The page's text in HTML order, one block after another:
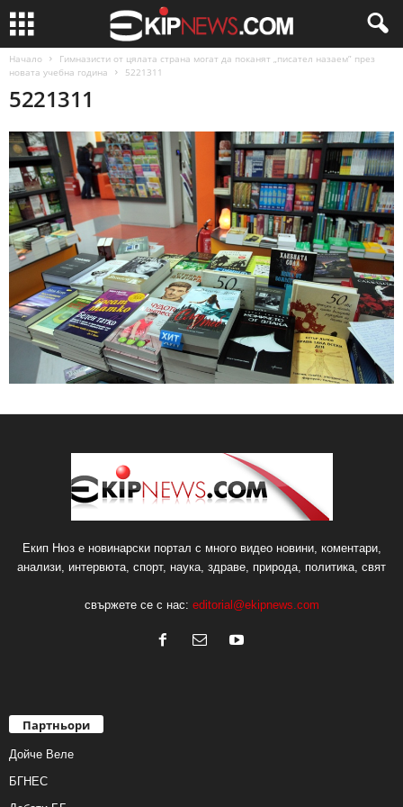
Начало
Гимназисти от цялата страна могат да поканят „писател назаем” през
новата учебна година
5221311
5221311
Екип Нюз е новинарски портал с много видео новини, коментари,
анализи, интервюта, спорт, наука, здраве, природа, политика, свят
свържете се с нас: editorial@ekipnews.com
Партньори
Дойче Веле
БГНЕС